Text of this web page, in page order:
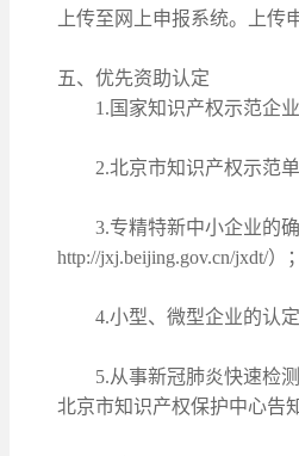
上传至网上申报系统。上传
五、优先资助认定
1.国家知识产权示范企业
2.北京市知识产权示范单
3.专精特新中小企业的确
http://jxj.beijing.gov.cn/jxdt/）；
4.小型、微型企业的认定
5.从事新冠肺炎快速检测
北京市知识产权保护中心告